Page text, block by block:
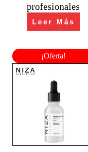
profesionales
Leer Más
¡Oferta!